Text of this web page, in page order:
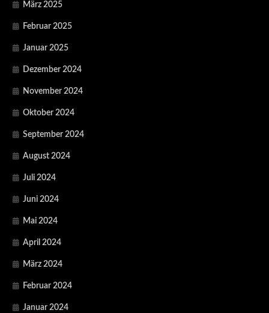
März 2025
Februar 2025
Januar 2025
Dezember 2024
November 2024
Oktober 2024
September 2024
August 2024
Juli 2024
Juni 2024
Mai 2024
April 2024
März 2024
Februar 2024
Januar 2024